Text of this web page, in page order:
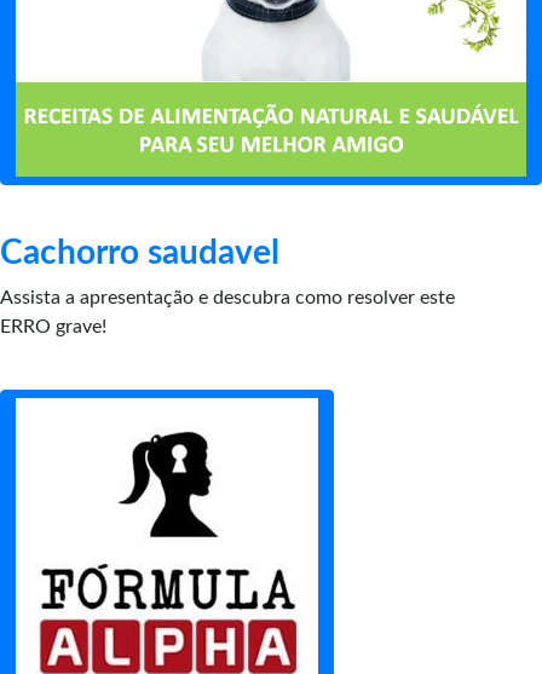
Cachorro saudavel
Assista a apresentação e descubra como resolver este
ERRO grave!